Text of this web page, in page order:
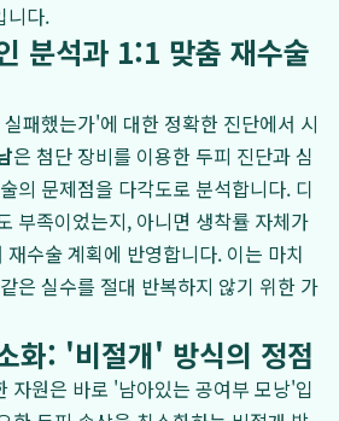
니다.
분석과 1:1 맞춤 재수술
패했는가'에 대한 정확한 진단에서 시
은 첨단 장비를 이용한 두피 진단과 심
의 문제점을 다각도로 분석합니다. 디
부족이었는지, 아니면 생착률 자체가
수술 계획에 반영합니다. 이는 마치
은 실수를 절대 반복하지 않기 위한 가
화: '비절개' 방식의 정점
자원은 바로 '남아있는 공여부 모낭'입